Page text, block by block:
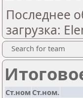
Последнее
загрузка:
Search for team
Ст.ном Ст.ном.